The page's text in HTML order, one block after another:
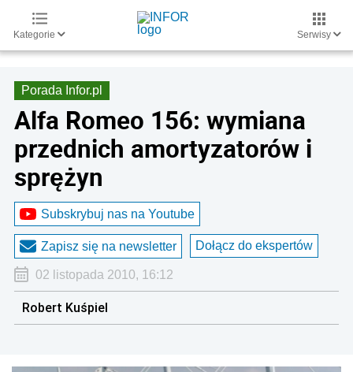
Kategorie Serwisy
Porada Infor.pl
Alfa Romeo 156: wymiana
przednich amortyzatorów i
sprężyn
Subskrybuj nas na Youtube
Zapisz się na newsletter Dołącz do ekspertów
02 listopada 2010, 16:12
Robert Kuśpiel